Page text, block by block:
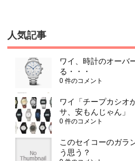
人気記事
ワイ、時計のオーバ
る・・・
0 件のコメント
ワイ「チープカシオ
サ、安もんじゃん」
0 件のコメント
このセイコーのガラ
う思う？